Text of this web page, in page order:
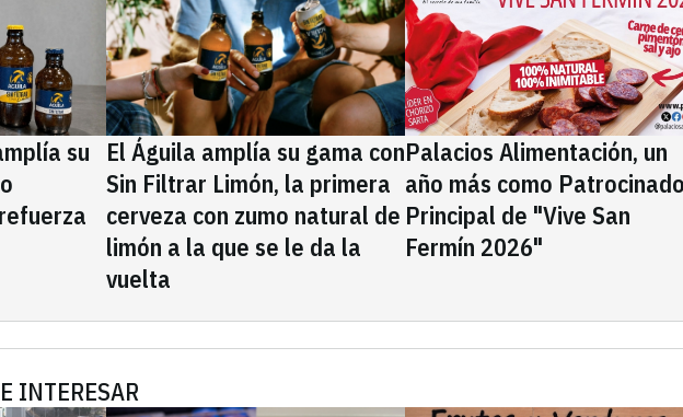
su
El Águila amplía su gama con
Sin Filtrar Limón, la primera
cerveza con zumo natural de
limón a la que se le da la
vuelta
Palacios Alimentación, un
año más como
Principal de "Vive San
Fermín 2026"
INTERESAR